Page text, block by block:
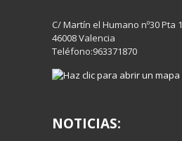
C/ Martín el Humano nº30 Pta 1
46008 Valencia
Teléfono:963371870
NOTICIAS: